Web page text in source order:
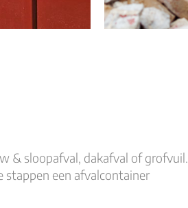
& sloopafval, dakafval of grofvuil.
stappen een afvalcontainer